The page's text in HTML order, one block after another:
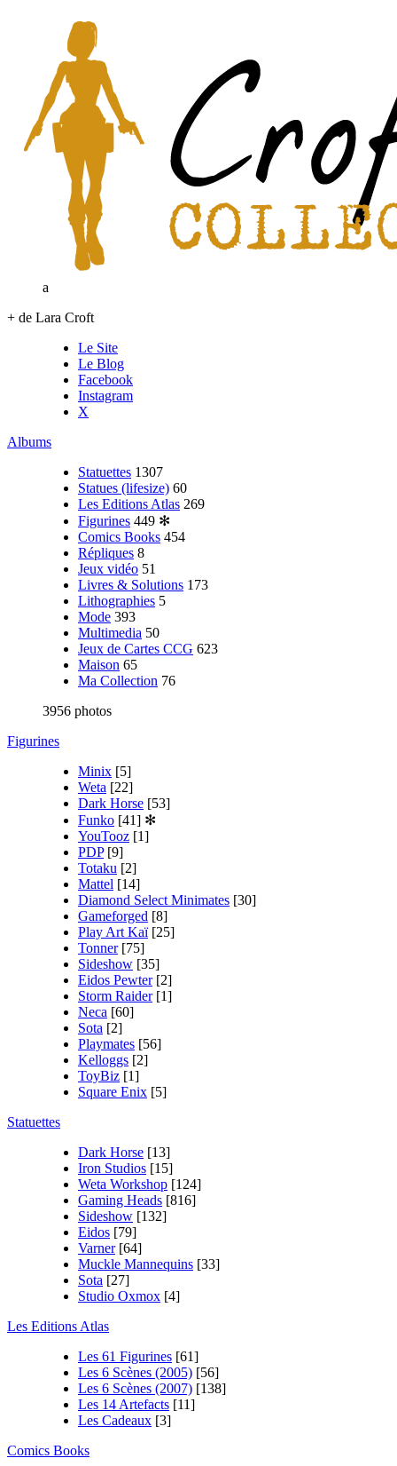
a
+ de Lara Croft
Le Site
Le Blog
Facebook
Instagram
X
Albums
Statuettes 1307
Statues (lifesize) 60
Les Editions Atlas 269
Figurines 449 ✻
Comics Books 454
Répliques 8
Jeux vidéo 51
Livres & Solutions 173
Lithographies 5
Mode 393
Multimedia 50
Jeux de Cartes CCG 623
Maison 65
Ma Collection 76
3956 photos
Figurines
Minix [5]
Weta [22]
Dark Horse [53]
Funko [41] ✻
YouTooz [1]
PDP [9]
Totaku [2]
Mattel [14]
Diamond Select Minimates [30]
Gameforged [8]
Play Art Kaï [25]
Tonner [75]
Sideshow [35]
Eidos Pewter [2]
Storm Raider [1]
Neca [60]
Sota [2]
Playmates [56]
Kelloggs [2]
ToyBiz [1]
Square Enix [5]
Statuettes
Dark Horse [13]
Iron Studios [15]
Weta Workshop [124]
Gaming Heads [816]
Sideshow [132]
Eidos [79]
Varner [64]
Muckle Mannequins [33]
Sota [27]
Studio Oxmox [4]
Les Editions Atlas
Les 61 Figurines [61]
Les 6 Scènes (2005) [56]
Les 6 Scènes (2007) [138]
Les 14 Artefacts [11]
Les Cadeaux [3]
Comics Books